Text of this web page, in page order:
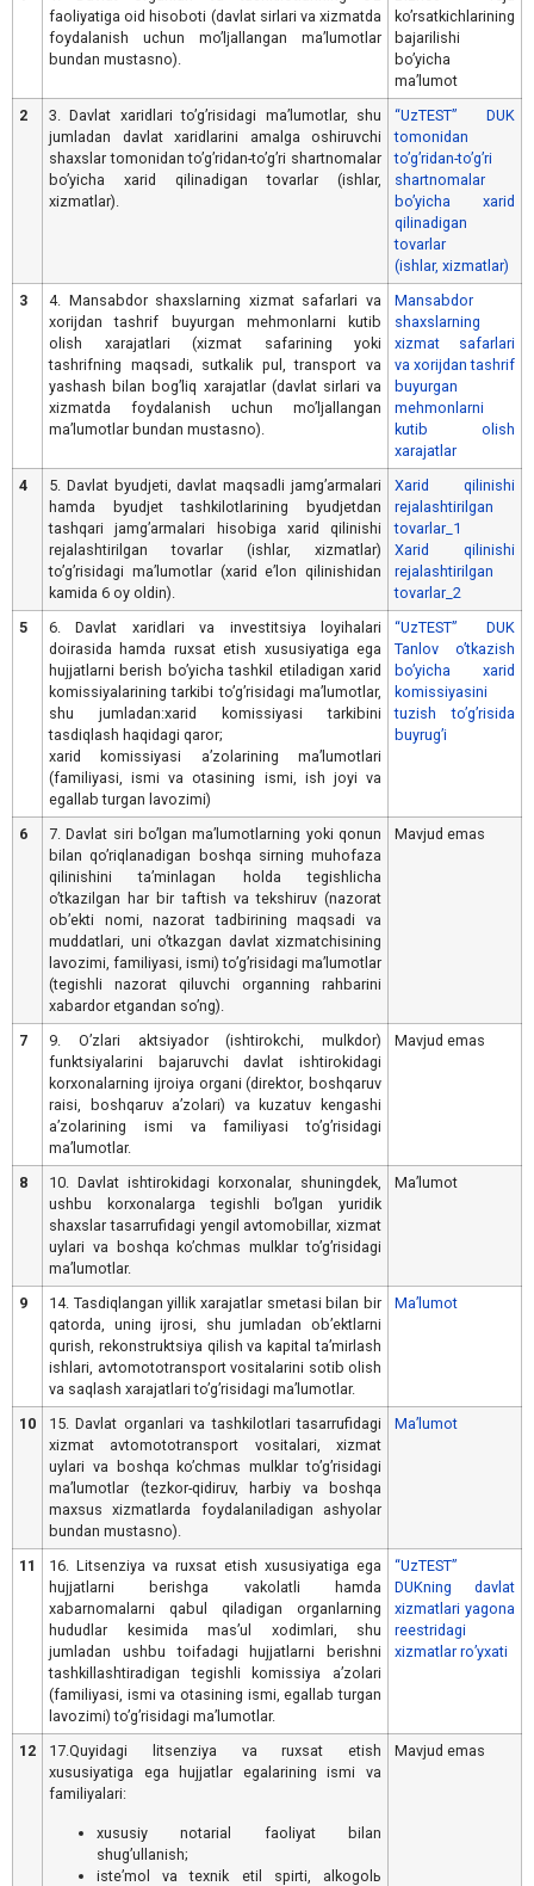
faoliyatiga oid hisoboti (davlat sirlari va xizmatda
foydalanish uchun moʼljallangan maʼlumotlar
bundan mustasno).
koʼrsatkichlarining
bajarilishi
boʼyicha
maʼlumot
2
3. Davlat xaridlari toʼgʼrisidagi maʼlumotlar, shu
jumladan davlat xaridlarini amalga oshiruvchi
shaxslar tomonidan toʼgʼridan-toʼgʼri shartnomalar
boʼyicha xarid qilinadigan tovarlar (ishlar,
xizmatlar).
“UzTEST” DUK
tomonidan
toʼgʼridan-toʼgʼri
shartnomalar
boʼyicha xarid
qilinadigan
tovarlar
(ishlar, xizmatlar)
3
4. Mansabdor shaxslarning xizmat safarlari va
xorijdan tashrif buyurgan mehmonlarni kutib
olish xarajatlari (xizmat safarining yoki
tashrifning maqsadi, sutkalik pul, transport va
yashash bilan bogʼliq xarajatlar (davlat sirlari va
xizmatda foydalanish uchun moʼljallangan
maʼlumotlar bundan mustasno).
Mansabdor
shaxslarning
xizmat safarlari
va xorijdan tashrif
buyurgan
mehmonlarni
kutib olish
xarajatlar
4
5. Davlat byudjeti, davlat maqsadli jamgʼarmalari
hamda byudjet tashkilotlarining byudjetdan
tashqari jamgʼarmalari hisobiga xarid qilinishi
rejalashtirilgan tovarlar (ishlar, xizmatlar)
toʼgʼrisidagi maʼlumotlar (xarid eʼlon qilinishidan
kamida 6 oy oldin).
Xarid qilinishi
rejalashtirilgan
tovarlar_1
Xarid qilinishi
rejalashtirilgan
tovarlar_2
5
6. Davlat xaridlari va investitsiya loyihalari
doirasida hamda ruxsat etish xususiyatiga ega
hujjatlarni berish boʼyicha tashkil etiladigan xarid
komissiyalarining tarkibi toʼgʼrisidagi maʼlumotlar,
shu jumladan:xarid komissiyasi tarkibini
tasdiqlash haqidagi qaror;
xarid komissiyasi aʼzolarining maʼlumotlari
(familiyasi, ismi va otasining ismi, ish joyi va
egallab turgan lavozimi)
“UzTEST” DUK
Tanlov oʼtkazish
boʼyicha xarid
komissiyasini
tuzish toʼgʼrisida
buyrugʼi
6
7. Davlat siri boʼlgan maʼlumotlarning yoki qonun
bilan qoʼriqlanadigan boshqa sirning muhofaza
qilinishini taʼminlagan holda tegishlicha
oʼtkazilgan har bir taftish va tekshiruv (nazorat
obʼekti nomi, nazorat tadbirining maqsadi va
muddatlari, uni oʼtkazgan davlat xizmatchisining
lavozimi, familiyasi, ismi) toʼgʼrisidagi maʼlumotlar
(tegishli nazorat qiluvchi organning rahbarini
xabardor etgandan soʼng).
Mavjud emas
7
9. Oʼzlari aktsiyador (ishtirokchi, mulkdor)
funktsiyalarini bajaruvchi davlat ishtirokidagi
korxonalarning ijroiya organi (direktor, boshqaruv
raisi, boshqaruv aʼzolari) va kuzatuv kengashi
aʼzolarining ismi va familiyasi toʼgʼrisidagi
maʼlumotlar.
Mavjud emas
8
10. Davlat ishtirokidagi korxonalar, shuningdek,
ushbu korxonalarga tegishli boʼlgan yuridik
shaxslar tasarrufidagi yengil avtomobillar, xizmat
uylari va boshqa koʼchmas mulklar toʼgʼrisidagi
maʼlumotlar.
Maʼlumot
9
14. Tasdiqlangan yillik xarajatlar smetasi bilan bir
qatorda, uning ijrosi, shu jumladan obʼektlarni
qurish, rekonstruktsiya qilish va kapital taʼmirlash
ishlari, avtomototransport vositalarini sotib olish
va saqlash xarajatlari toʼgʼrisidagi maʼlumotlar.
Maʼlumot
10
15. Davlat organlari va tashkilotlari tasarrufidagi
xizmat avtomototransport vositalari, xizmat
uylari va boshqa koʼchmas mulklar toʼgʼrisidagi
maʼlumotlar (tezkor-qidiruv, harbiy va boshqa
maxsus xizmatlarda foydalaniladigan ashyolar
bundan mustasno).
Maʼlumot
11
16. Litsenziya va ruxsat etish xususiyatiga ega
hujjatlarni berishga vakolatli hamda
xabarnomalarni qabul qiladigan organlarning
hududlar kesimida masʼul xodimlari, shu
jumladan ushbu toifadagi hujjatlarni berishni
tashkillashtiradigan tegishli komissiya aʼzolari
(familiyasi, ismi va otasining ismi, egallab turgan
lavozimi) toʼgʼrisidagi maʼlumotlar.
“UzTEST”
DUKning davlat
xizmatlari yagona
reestridagi
xizmatlar ro’yxati
12
17.Quyidagi litsenziya va ruxsat etish
xususiyatiga ega hujjatlar egalarining ismi va
familiyalari:
xususiy notarial faoliyat bilan
shugʼullanish;
isteʼmol va texnik etil spirti, alkogolь
Mavjud emas